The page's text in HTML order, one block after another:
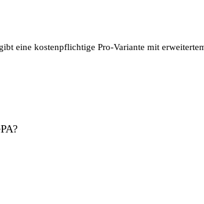
eine kostenpflichtige Pro-Variante mit
Cloud (WindCloud, Norddeutschland) und
vitabook ist patientengeführt